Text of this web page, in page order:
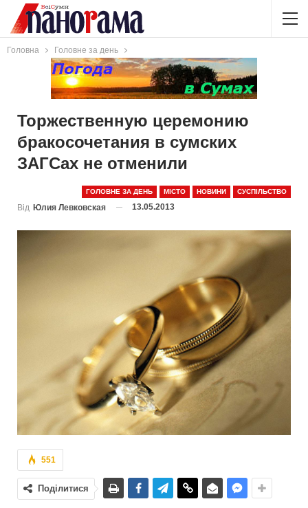
Головна Головне за день
Торжественную церемонию
бракосочетания в сумских
ЗАГСах не отменили
ГОЛОВНЕ ЗА ДЕНЬ МІСТО НОВИНИ СУСПІЛЬСТВО
Від Юлия Левковская 13.05.2013
551
Поділитися